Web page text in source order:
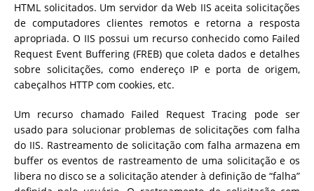
HTML solicitados. Um servidor da Web IIS aceita solicitações
de computadores clientes remotos e retorna a resposta
apropriada. O IIS possui um recurso conhecido como Failed
Request Event Buffering (FREB) que coleta dados e detalhes
sobre solicitações, como endereço IP e porta de origem,
cabeçalhos HTTP com cookies, etc.
Um recurso chamado Failed Request Tracing pode ser
usado para solucionar problemas de solicitações com falha
do IIS. Rastreamento de solicitação com falha armazena em
buffer os eventos de rastreamento de uma solicitação e os
libera no disco se a solicitação atender à definição de “falha”